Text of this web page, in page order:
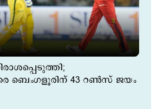
ബെംഗളൂരിന് 43 റൺസ് ജയം